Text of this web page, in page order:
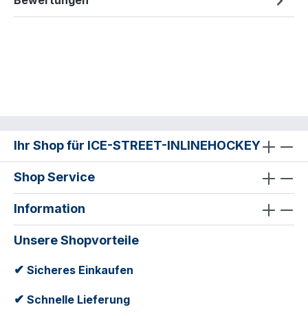
Ihr Shop für ICE-STREET-INLINEHOCKEY
Shop Service
Information
Unsere Shopvorteile
✔ Sicheres Einkaufen
✔ Schnelle Lieferung